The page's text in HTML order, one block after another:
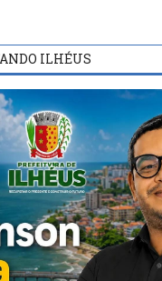
ILHÉUS